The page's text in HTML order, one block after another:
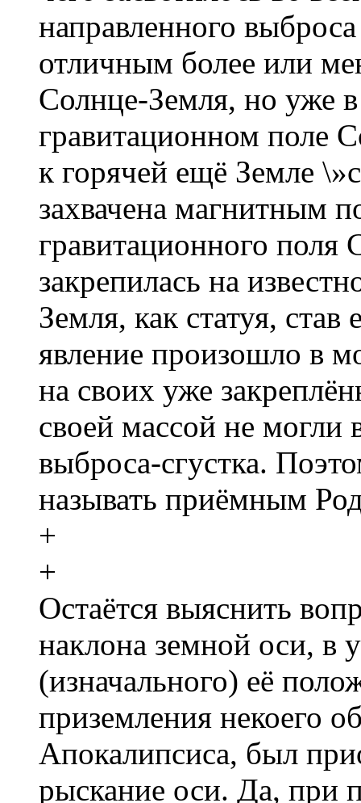
направленного
отличным более или
Солнце-Земля, но уже
гравитационном поле
к горячей ещё Земле
захвачена магнитным
гравитационного поля
закрепилась на
Земля, как статуя,
явление произошло в
на своих уже
своей массой не могли
выброса-сгустка.
называть приёмным
+
+
Остаётся выяснить
наклона земной оси, в
(изначального) её
приземления некоего
Апокалипсиса, был
рыскание оси. Да, при